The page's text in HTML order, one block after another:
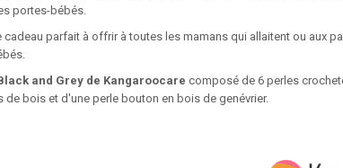
portes-bébés.
cadeau parfait à offrir à toutes les mamans qui allaitent ou aux
and Grey de Kangaroocare composé de 6 perles
de bois et d'une perle bouton en bois de genévrier.